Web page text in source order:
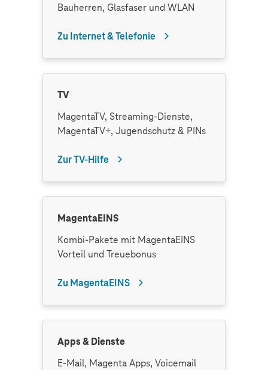
Bauherren, Glasfaser und WLAN
Zu Internet & Telefonie
TV
MagentaTV, Streaming-Dienste,
MagentaTV+, Jugendschutz & PINs
Zur TV-Hilfe
MagentaEINS
Kombi-Pakete mit MagentaEINS
Vorteil und Treuebonus
Zu MagentaEINS
Apps & Dienste
E-Mail, Magenta Apps, Voicemail